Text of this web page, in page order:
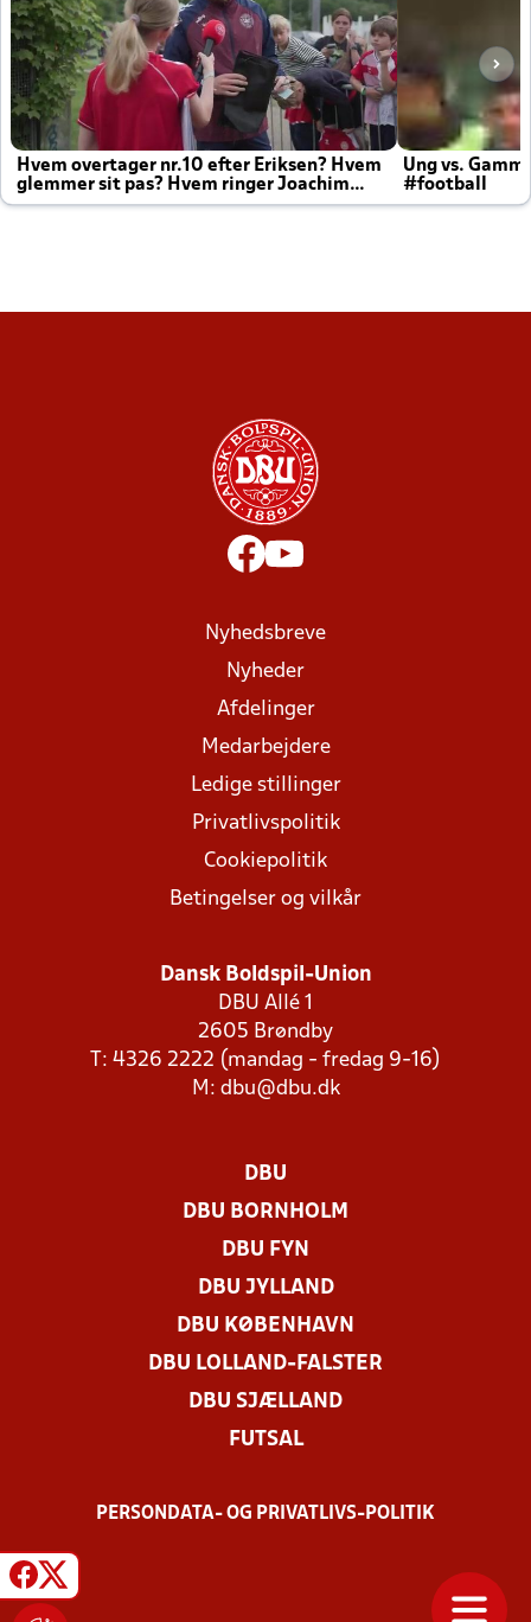
Hvem overtager nr.10 efter Eriksen? Hvem
glemmer sit pas? Hvem ringer Joachim
altid til efter kampe?
Ung vs.
#football
Nyhedsbreve
Nyheder
Afdelinger
Medarbejdere
Ledige stillinger
Privatlivspolitik
Cookiepolitik
Betingelser og vilkår
Dansk Boldspil-Union
DBU Allé 1
2605 Brøndby
T: 4326 2222 (mandag - fredag 9-16)
M: dbu@dbu.dk
DBU
DBU BORNHOLM
DBU FYN
DBU JYLLAND
DBU KØBENHAVN
DBU LOLLAND-FALSTER
DBU SJÆLLAND
FUTSAL
PERSONDATA- OG PRIVATLIVS-POLITIK